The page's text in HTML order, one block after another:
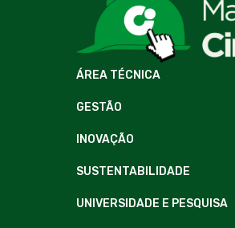
ÁREA TÉCNICA
GESTÃO
INOVAÇÃO
SUSTENTABILIDADE
UNIVERSIDADE E PESQUISA